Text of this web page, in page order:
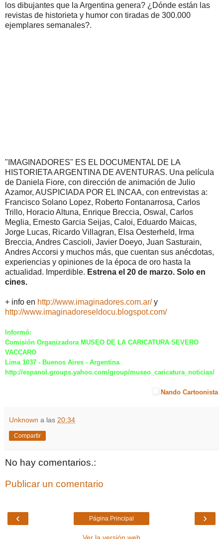
los dibujantes que la Argentina genera? ¿Dónde están las
revistas de historieta y humor con tiradas de 300.000
ejemplares semanales?.
"IMAGINADORES" ES EL DOCUMENTAL DE LA
HISTORIETA ARGENTINA DE AVENTURAS. Una película
de Daniela Fiore, con dirección de animación de Julio
Azamor, AUSPICIADA POR EL INCAA, con entrevistas a:
Francisco Solano Lopez, Roberto Fontanarrosa, Carlos
Trillo, Horacio Altuna, Enrique Breccia, Oswal, Carlos
Meglia, Ernesto Garcia Seijas, Caloi, Eduardo Maicas,
Jorge Lucas, Ricardo Villagran, Elsa Oesterheld, Irma
Breccia, Andres Cascioli, Javier Doeyo, Juan Sasturain,
Andres Accorsi y muchos más, que cuentan sus anécdotas,
experiencias y opiniones de la época de oro hasta la
actualidad. Imperdible. Estrena el 20 de marzo. Solo en
cines.
+ info en http://www.imaginadores.com.ar/y
http://www.imaginadoreseldocu.blogspot.com/
Informó:
Comisión Organizadora MUSEO DE LA CARICATURA SEVERO
VACCARO
Lima 1037 - Buenos Aires - Argentina
http://espanol.groups.yahoo.com/group/museo_caricatura_noticias/
Nando Cartoonista
Unknown a las 20:34
Compartir
No hay comentarios.:
Publicar un comentario
‹ ›
Página Principal
Ver la versión web